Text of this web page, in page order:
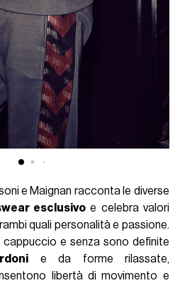
e Maignan racconta le diverse
esclusivo e celebra valori
quali personalità e passione.
e senza sono definite
e da forme rilassate,
libertà di movimento e